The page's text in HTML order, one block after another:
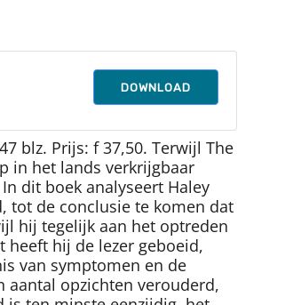
DOWNLOAD
blz. Prijs: f 37,50. Terwijl The
in het lands verkrijgbaar
dit boek analyseert Haley
tot de conclusie te komen dat
hij tegelijk aan het optreden
hij de lezer geboeid,
van symptomen en de
aantal opzichten verouderd,